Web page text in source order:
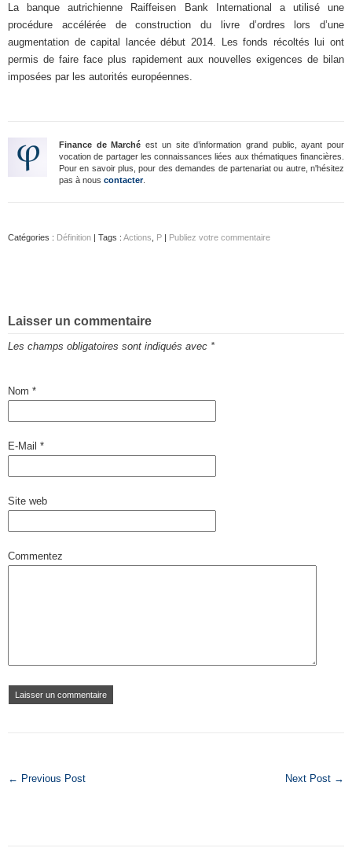
La banque autrichienne Raiffeisen Bank International a utilisé une
procédure accélérée de construction du livre d’ordres lors d’une
augmentation de capital lancée début 2014. Les fonds récoltés lui ont
permis de faire face plus rapidement aux nouvelles exigences de bilan
imposées par les autorités européennes.
Finance de Marché est un site d’information grand public, ayant pour
vocation de partager les connaissances liées aux thématiques financières.
Pour en savoir plus, pour des demandes de partenariat ou autre, n'hésitez
pas à nous contacter.
Catégories : Définition | Tags : Actions P | Publiez votre commentaire
Laisser un commentaire
Les champs obligatoires sont indiqués avec *
Nom *
E-Mail *
Site web
Commentez
← Previous Post Next Post →